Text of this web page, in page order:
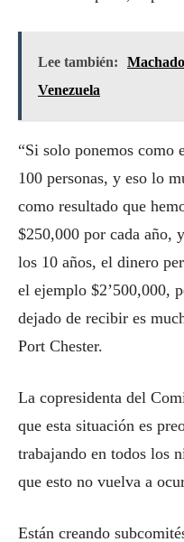
Lee también:
Venezuela
“Si solo ponemos como
100 personas, y eso lo
como resultado que
$250,000 por cada año,
los 10 años, el dinero
el ejemplo $2’500,000,
dejado de recibir es
Port Chester.
La copresidenta del
que esta situación es
trabajando en todos los
que esto no vuelva a
Están creando